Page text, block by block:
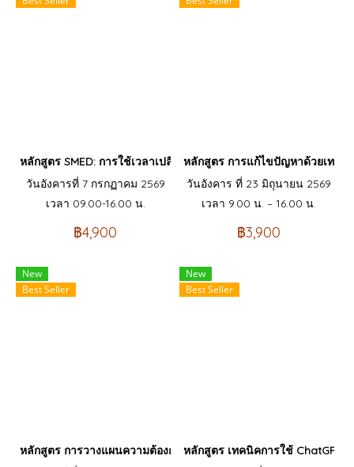
หลักสูตร SMED: การใช้เวลาเปลี่ยนรุ่นการผลิตเป็นเลขหลักเดียว
วันอังคารที่ 7 กรกฏาคม 2569
เวลา 09.00-16.00 น.
฿4,900
หลักสูตร การแก้ไขปัญหาด้วยเทคนิ
วันอังคาร ที่ 23 มิถุนายน 2569
เวลา 9.00 น. – 16.00 น.
฿3,900
New
Best Seller
หลักสูตร การวางแผนความต้องการวัตถุดิบเพื่อการผลิต (Material
New
Best Seller
หลักสูตร เทคนิคการใช้ ChatGPT